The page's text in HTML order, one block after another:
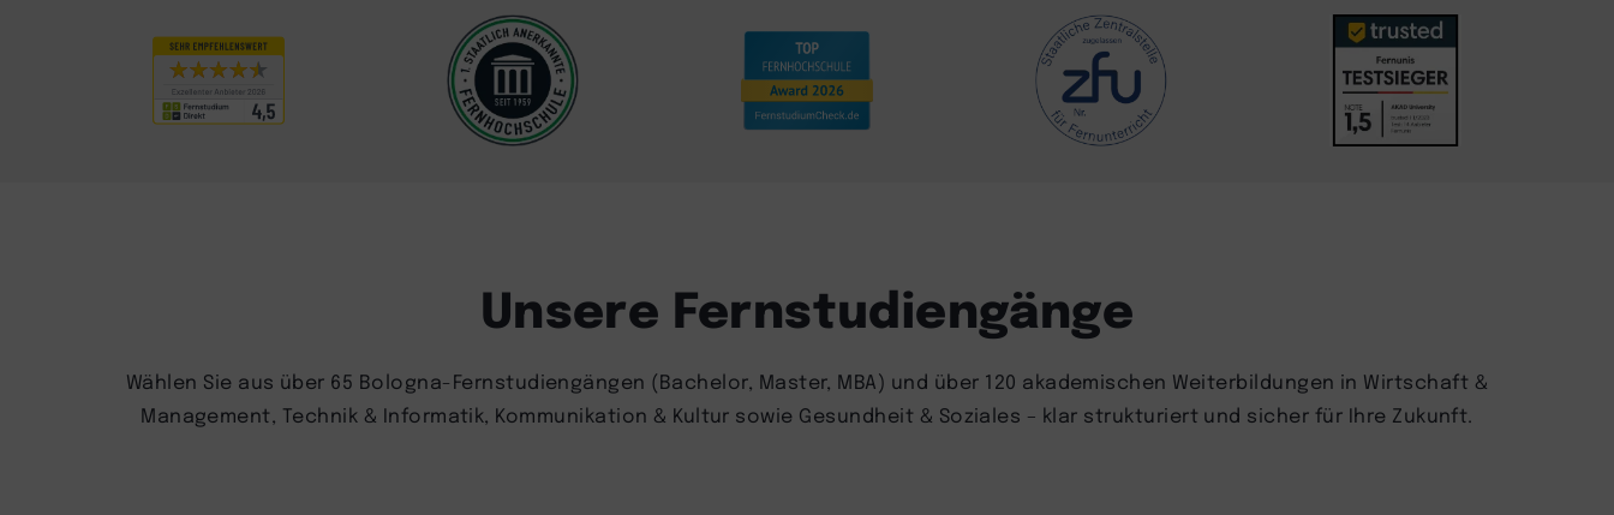
Unsere Fernstudiengänge
Wählen Sie aus über 65 Bologna-Fernstudiengängen (Bachelor, Master, MBA) und über 120 akademischen Weiterbildungen in Wirtschaft &
Management, Technik & Informatik, Kommunikation & Kultur sowie Gesundheit & Soziales – klar strukturiert und sicher für Ihre Zukunft.